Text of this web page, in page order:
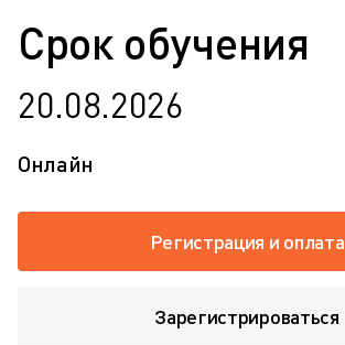
Срок обучения
20.08.2026
Онлайн
Регистрация и оплата
Зарегистрироваться